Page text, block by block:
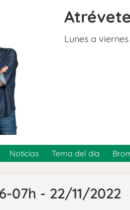
Lunes a
Noticias Tema del día
07h - 22/11/2022